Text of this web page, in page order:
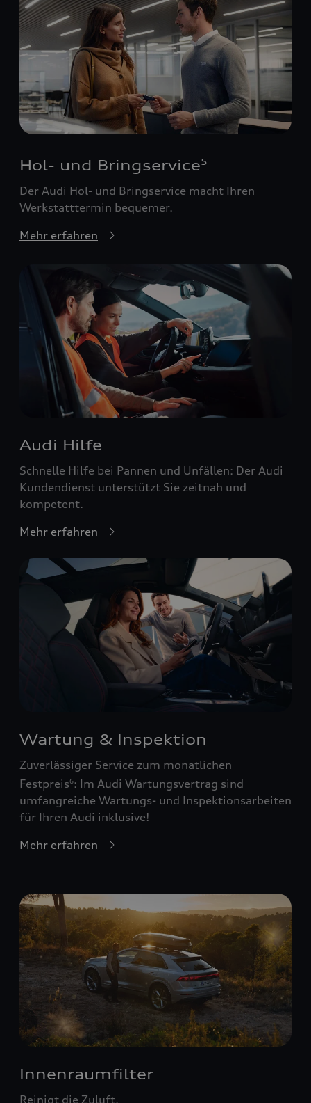
Hol- und Bringservice5
Der Audi Hol- und Bringservice macht Ihren
Werkstatttermin bequemer.
Mehr erfahren
Audi Hilfe
Schnelle Hilfe bei Pannen und Unfällen: Der Audi
Kundendienst unterstützt Sie zeitnah und
kompetent.
Mehr erfahren
Wartung & Inspektion
Zuverlässiger Service zum monatlichen
Festpreis6: Im Audi Wartungsvertrag sind
umfangreiche Wartungs- und Inspektionsarbeiten
für Ihren Audi inklusive!
Mehr erfahren
Innenraumfilter
Reinigt die Zuluft.